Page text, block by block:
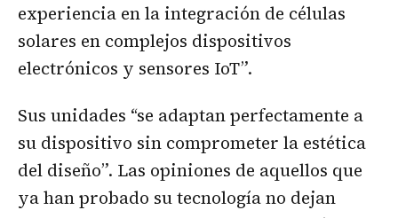
experiencia en la integración de células
solares en complejos dispositivos
electrónicos y sensores IoT”.
Sus unidades “se adaptan perfectamente a
su dispositivo sin comprometer la estética
del diseño”. Las opiniones de aquellos que
ya han probado su tecnología no dejan